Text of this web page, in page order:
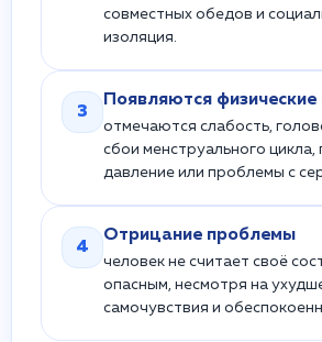
совместных обедов и
изоляция.
3
Появляются
отмечаются слабость,
сбои менструального
давление или проблемы с
4
Отрицание проблемы
человек не считает своё
опасным, несмотря на
самочувствия и